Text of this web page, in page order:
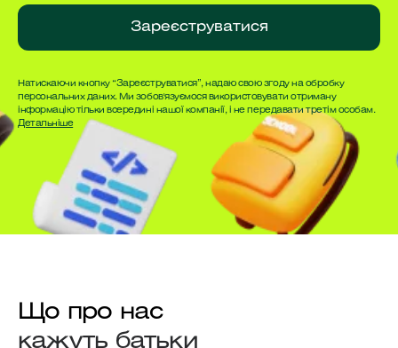
Зареєструватися
Натискаючи кнопку “Зареєструватися”, надаю свою згоду на обробку
персональних даних. Ми зобов'язуємося використовувати отриману
інформацію тільки всередині нашої компанії, і не передавати третім особам.
Детальніше
Що про нас
кажуть батьки